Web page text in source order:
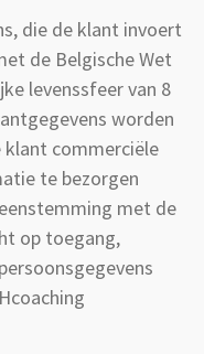
die de klant invoert
de Belgische Wet
levenssfeer van 8
worden
commerciële
te bezorgen
met de
op toegang,